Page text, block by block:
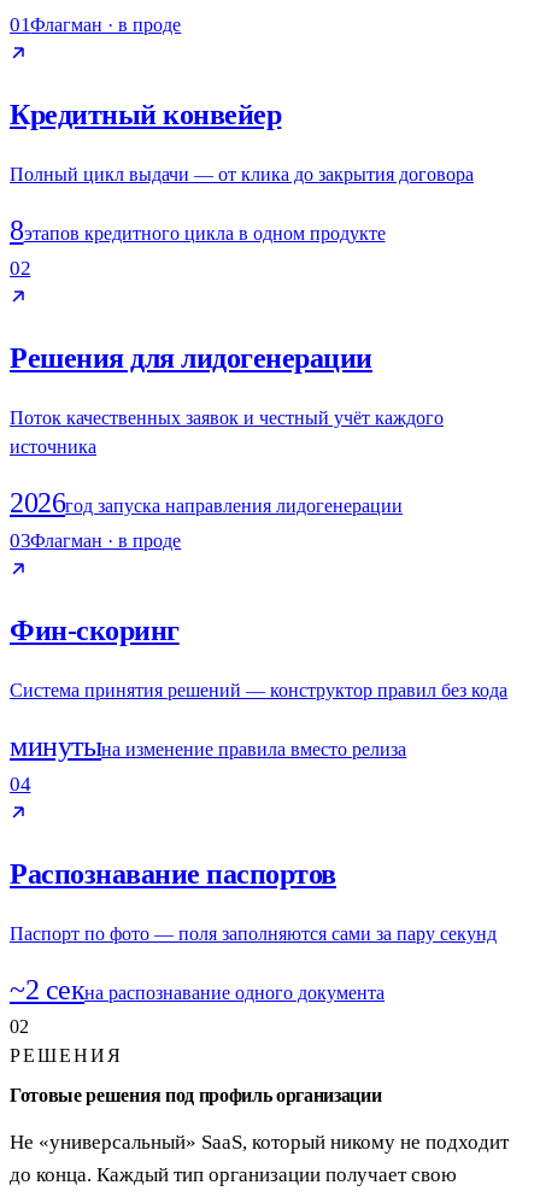
01Флагман · в проде
Кредитный конвейер
Полный цикл выдачи — от клика до закрытия договора
8этапов кредитного цикла в одном продукте
02
Решения для лидогенерации
Поток качественных заявок и честный учёт каждого
источника
2026год запуска направления лидогенерации
03Флагман · в проде
Фин-скоринг
Система принятия решений — конструктор правил без кода
минутына изменение правила вместо релиза
04
Распознавание паспортов
Паспорт по фото — поля заполняются сами за пару секунд
~2 секна распознавание одного документа
02
РЕШЕНИЯ
Готовые решения под профиль организации
Не «универсальный» SaaS, который никому не подходит
до конца. Каждый тип организации получает свою